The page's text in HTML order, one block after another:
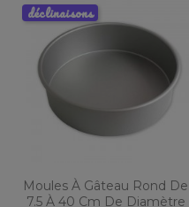
Moules À Gâteau Rond De
7.5 À 40 Cm De Diamètre
déclinaisons